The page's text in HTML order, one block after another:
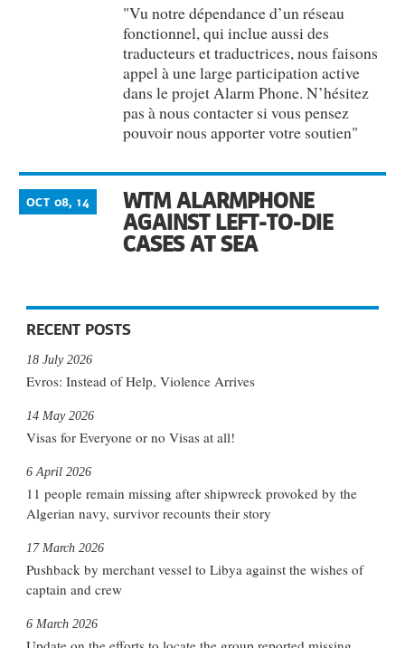
"Vu notre dépendance d’un réseau
fonctionnel, qui inclue aussi des
traducteurs et traductrices, nous faisons
appel à une large participation active
dans le projet Alarm Phone. N’hésitez
pas à nous contacter si vous pensez
pouvoir nous apporter votre soutien"
WTM ALARMPHONE
AGAINST LEFT-TO-DIE
CASES AT SEA
OCT 08, 14
RECENT POSTS
Evros: Instead of Help, Violence Arrives
18 July 2026
Visas for Everyone or no Visas at all!
14 May 2026
11 people remain missing after shipwreck provoked by the
Algerian navy, survivor recounts their story
6 April 2026
Pushback by merchant vessel to Libya against the wishes of
captain and crew
17 March 2026
6 March 2026